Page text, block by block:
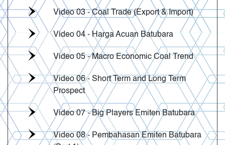
Video 03 - Coal Trade (Export & Import)
Video 04 - Harga Acuan Batubara
Video 05 - Macro Economic Coal Trend
Video 06 - Short Term and Long Term
Prospect
Video 07 - Big Players Emiten Batubara
Video 08 - Pembahasan Emiten Batubara